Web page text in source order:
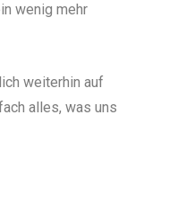
wenig mehr
weiterhin auf
alles, was uns